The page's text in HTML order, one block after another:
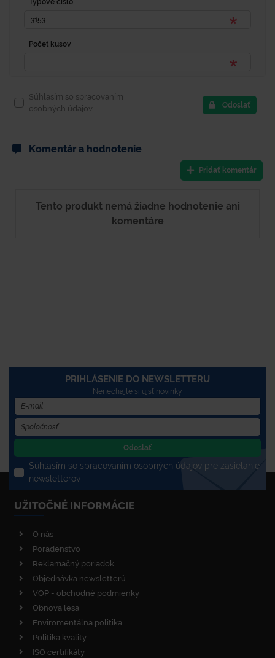
Počet kusov
Súhlasím so spracovaním
osobných údajov.
Odoslať
Komentár a hodnotenie
Pridať komentár
Tento produkt nemá žiadne hodnotenie ani
komentáre
PRIHLÁSENIE DO NEWSLETTERU
Nenechajte si újsť novinky
Odoslať
Súhlasím so spracovaním osobných údajov pre zasielanie
newsletterov
UŽITOČNÉ INFORMÁCIE
O nás
Poradenstvo
Reklamačný poriadok
Objednávka newsletterů
VOP - obchodné podmienky
Obnova lesa
Enviromentálna politika
Politika kvality
ISO certifikáty